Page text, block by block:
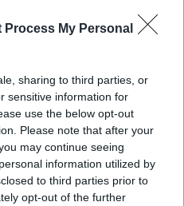
Process My Personal
sharing to third parties, or
sensitive information for
use the below opt-out
Please note that after your
may continue seeing
information utilized by
to third parties prior to
opt-out of the further